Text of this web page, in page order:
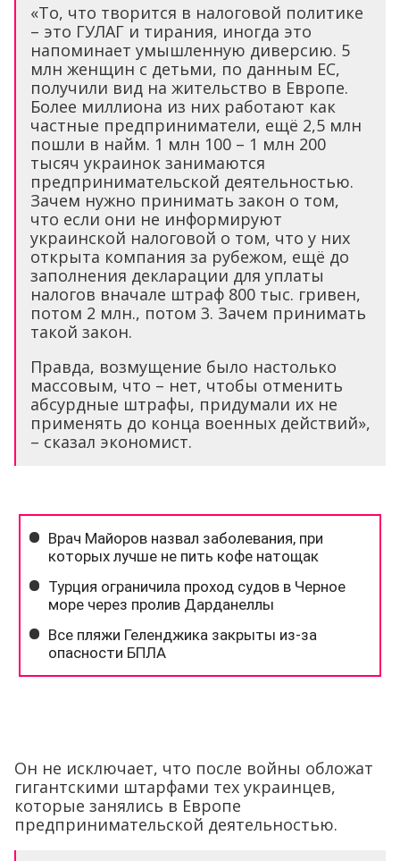
«То, что творится в налоговой политике
– это ГУЛАГ и тирания, иногда это
напоминает умышленную диверсию. 5
млн женщин с детьми, по данным ЕС,
получили вид на жительство в Европе.
Более миллиона из них работают как
частные предприниматели, ещё 2,5 млн
пошли в найм. 1 млн 100 – 1 млн 200
тысяч украинок занимаются
предпринимательской деятельностью.
Зачем нужно принимать закон о том,
что если они не информируют
украинской налоговой о том, что у них
открыта компания за рубежом, ещё до
заполнения декларации для уплаты
налогов вначале штраф 800 тыс. гривен,
потом 2 млн., потом 3. Зачем принимать
такой закон.
Правда, возмущение было настолько
массовым, что – нет, чтобы отменить
абсурдные штрафы, придумали их не
применять до конца военных действий»,
– сказал экономист.
Он не исключает, что после войны обложат
гигантскими штарфами тех украинцев,
которые занялись в Европе
предпринимательской деятельностью.